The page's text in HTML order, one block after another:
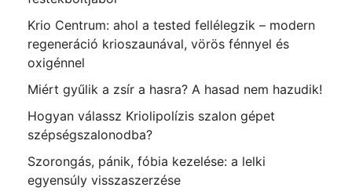
Krio Centrum: ahol a tested fellélegzik – modern
regeneráció krioszaunával, vörös fénnyel és
oxigénnel
Miért gyűlik a zsír a hasra? A hasad nem hazudik!
Hogyan válassz Kriolipolízis szalon gépet
szépségszalonodba?
Szorongás, pánik, fóbia kezelése: a lelki
egyensúly visszaszerzése